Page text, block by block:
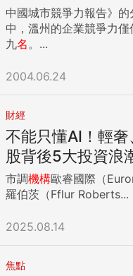
中國城市競爭力報告》
中，溫州的企業競爭力
九名 。...
2004.06.24
財經
不能只懂AI！輕
股背後5大投資浪
市調機構歐睿國際（
羅伯茨（Fflur Roberts...
2025.08.14
焦點